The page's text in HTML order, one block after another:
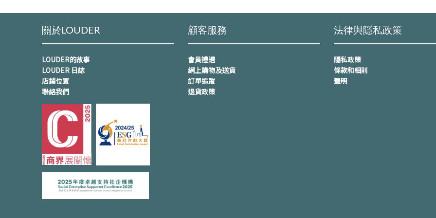
關於LOUDER
LOUDER的故事
LOUDER 日誌
店鋪位置
聯絡我們
顧客服務
會員禮遇
網上購物及送貨
訂單追蹤
退貨政策
法律與隱私政策
隱私政策
條款和細則
聲明